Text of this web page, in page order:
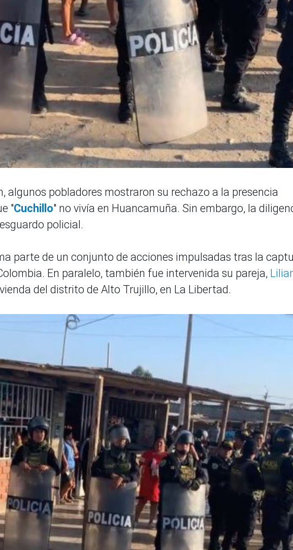
algunos pobladores mostraron su rechazo a la presencia
"Cuchillo" no vivía en Huancamuña. Sin embargo, la
policial.
parte de un conjunto de acciones impulsadas tras la
En paralelo, también fue intervenida su pareja,
del distrito de Alto Trujillo, en La Libertad.